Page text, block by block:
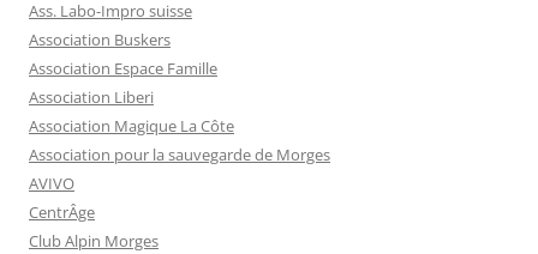
Ass. Labo-Impro suisse
Association Buskers
Association Espace Famille
Association Liberi
Association Magique La Côte
Association pour la sauvegarde de Morges
AVIVO
CentrÂge
Club Alpin Morges